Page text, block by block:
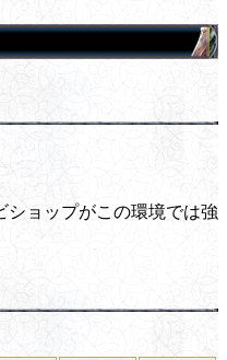
ショップがこの環境では強